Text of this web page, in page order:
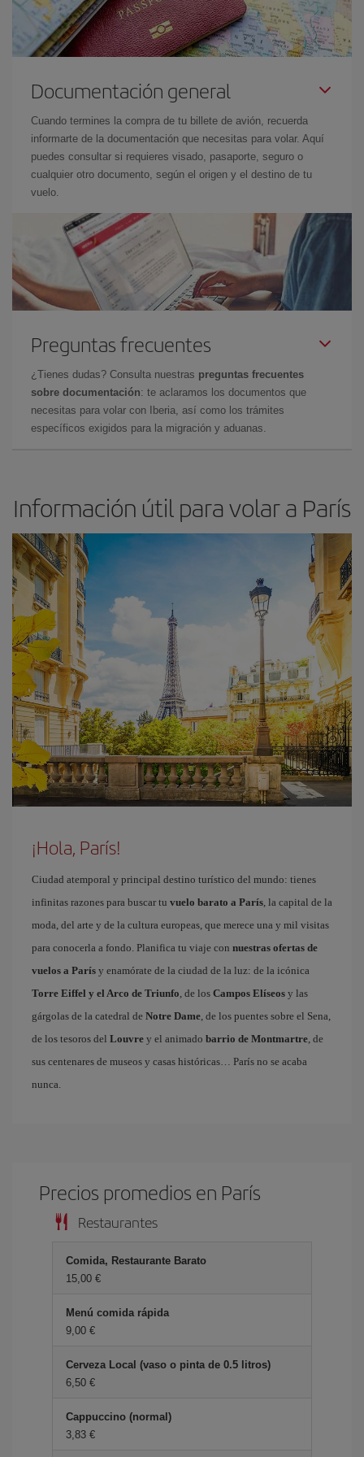
Documentación general
Cuando termines la compra de tu billete de avión, recuerda
informarte de la documentación que necesitas para volar. Aquí
puedes consultar si requieres visado, pasaporte, seguro o
cualquier otro documento, según el origen y el destino de tu
vuelo.
Preguntas frecuentes
¿Tienes dudas? Consulta nuestras preguntas frecuentes
sobre documentación: te aclaramos los documentos que
necesitas para volar con Iberia, así como los trámites
específicos exigidos para la migración y aduanas.
Información útil para volar a París
¡Hola, París!
Ciudad atemporal y principal destino turístico del mundo: tienes
infinitas razones para buscar tu vuelo barato a París, la capital de la
moda, del arte y de la cultura europeas, que merece una y mil visitas
para conocerla a fondo. Planifica tu viaje con nuestras ofertas de
vuelos a París y enamórate de la ciudad de la luz: de la icónica
Torre Eiffel y el Arco de Triunfo, de los Campos Elíseos y las
gárgolas de la catedral de Notre Dame, de los puentes sobre el Sena,
de los tesoros del Louvre y el animado barrio de Montmartre, de
sus centenares de museos y casas históricas… París no se acaba
nunca.
Precios promedios en París
Restaurantes
Comida, Restaurante Barato
15,00 €
Menú comida rápida
9,00 €
Cerveza Local (vaso o pinta de 0.5 litros)
6,50 €
Cappuccino (normal)
3,83 €